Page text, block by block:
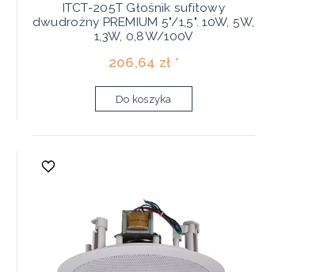
ITCT-205T Głośnik sufitowy
dwudrożny PREMIUM 5"/1,5". 10W, 5W,
1,3W, 0,8W/100V
206,64 zł *
Do koszyka